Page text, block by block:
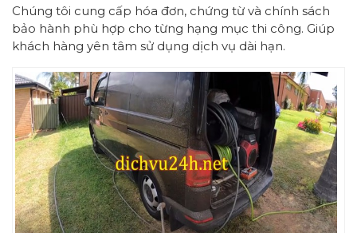
Chúng tôi cung cấp hóa đơn, chứng từ và chính sách
bảo hành phù hợp cho từng hạng mục thi công. Giúp
khách hàng yên tâm sử dụng dịch vụ dài hạn.